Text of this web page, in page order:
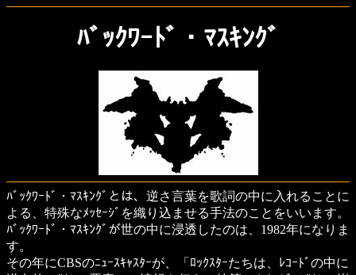
ﾊﾞｯｸﾜｰﾄﾞ・ﾏｽｷﾝｸﾞ
ﾊﾞｯｸﾜｰﾄﾞ・ﾏｽｷﾝｸﾞとは、逆さ言葉を歌詞の中に入れることに
よる、特殊なﾒｯｾｰｼﾞを織り込ませる手法のことをいいます。
ﾊﾞｯｸﾜｰﾄﾞ・ﾏｽｷﾝｸﾞが世の中に浸透したのは、1982年になりま
す。
その年にCBSのﾆｭｰｽｷｬｽﾀｰが、「ﾛｯｸｽﾀｰたちは、ﾚｺｰﾄﾞの中に